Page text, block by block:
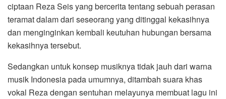
ciptaan Reza Seis yang bercerita tentang sebuah perasan
teramat dalam dari seseorang yang ditinggal kekasihnya
dan menginginkan kembali keutuhan hubungan bersama
kekasihnya tersebut.
Sedangkan untuk konsep musiknya tidak jauh dari warna
musik Indonesia pada umumnya, ditambah suara khas
vokal Reza dengan sentuhan melayunya membuat lagu ini